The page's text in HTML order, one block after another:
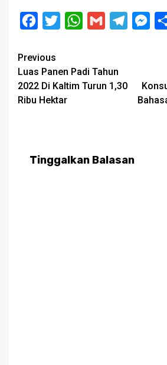
Facebook
Twitter WhatsApp
Gmail Telegram
Post
navigation
Previous
Luas Panen Padi Tahun
2022 Di Kaltim Turun 1,30
Ribu Hektar
Tinggalkan Balasan